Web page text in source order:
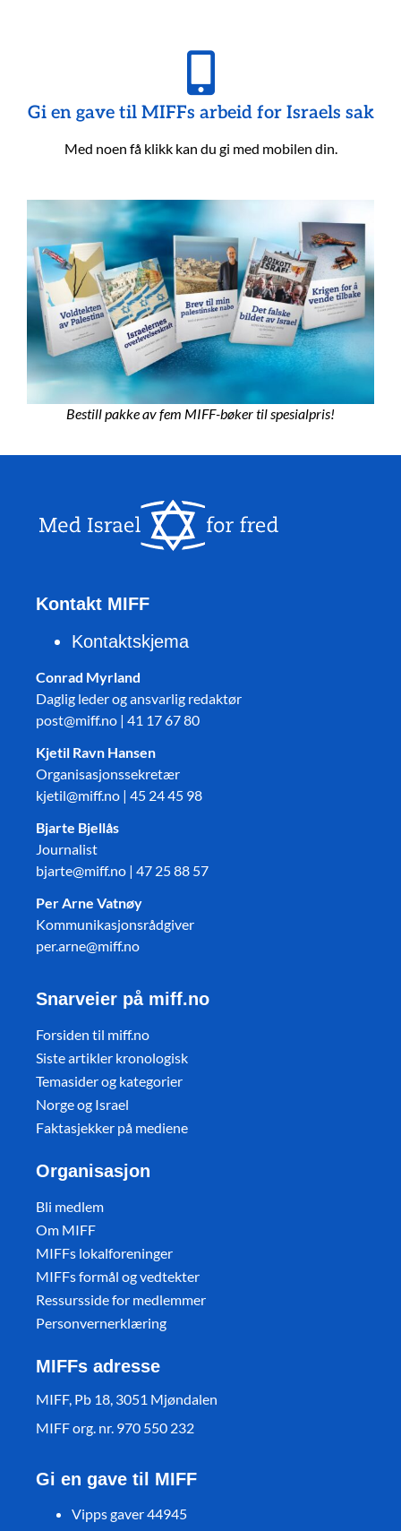
Gi en gave til MIFFs arbeid for Israels sak
Med noen få klikk kan du gi med mobilen din.
Bestill pakke av fem MIFF-bøker til spesialpris!
Kontakt MIFF
Kontaktskjema
Conrad Myrland
Daglig leder og ansvarlig redaktør
post@miff.no | 41 17 67 80
Kjetil Ravn Hansen
Organisasjonssekretær
kjetil@miff.no | 45 24 45 98
Bjarte Bjellås
Journalist
bjarte@miff.no | 47 25 88 57
Per Arne Vatnøy
Kommunikasjonsrådgiver
per.arne@miff.no
Snarveier på miff.no
Forsiden til miff.no
Siste artikler kronologisk
Temasider og kategorier
Norge og Israel
Faktasjekker på mediene
Organisasjon
Bli medlem
Om MIFF
MIFFs lokalforeninger
MIFFs formål og vedtekter
Ressursside for medlemmer
Personvernerklæring
MIFFs adresse
MIFF, Pb 18, 3051 Mjøndalen
MIFF org. nr. 970 550 232
Gi en gave til MIFF
Vipps gaver 44945